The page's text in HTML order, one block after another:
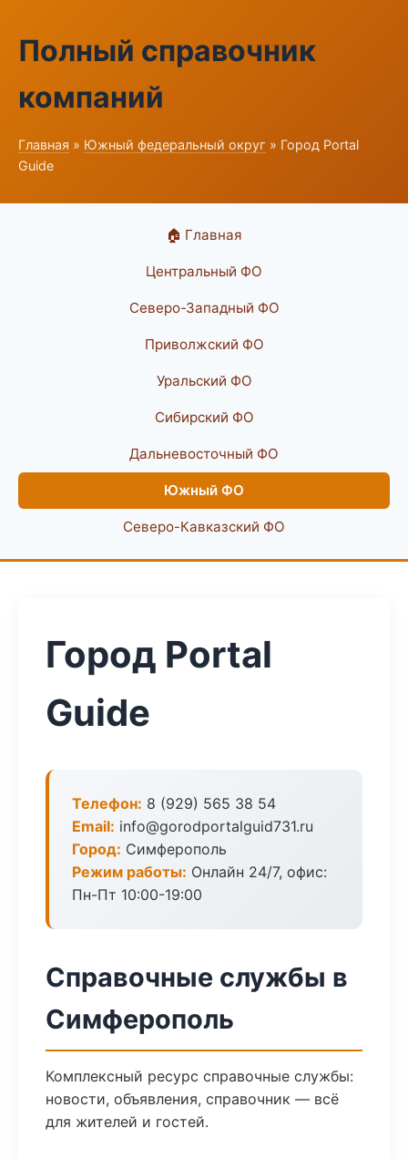
Полный справочник
компаний
Главная » Южный федеральный округ » Город Portal
Guide
🏠 Главная
Центральный ФО
Северо-Западный ФО
Приволжский ФО
Уральский ФО
Сибирский ФО
Дальневосточный ФО
Южный ФО
Северо-Кавказский ФО
Город Portal
Guide
Телефон: 8 (929) 565 38 54
Email: info@gorodportalguid731.ru
Город: Симферополь
Режим работы: Онлайн 24/7, офис:
Пн-Пт 10:00-19:00
Справочные службы в
Симферополь
Комплексный ресурс справочные службы:
новости, объявления, справочник — всё
для жителей и гостей.